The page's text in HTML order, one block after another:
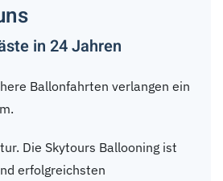
in 24 Jahren
Ballonfahrten verlangen ein
Die Skytours Ballooning ist
erfolgreichsten